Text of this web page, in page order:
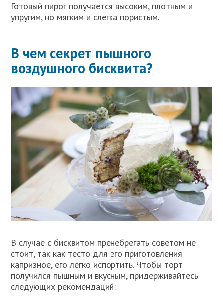
Готовый пирог получается высоким, плотным и
упругим, но мягким и слегка пористым.
В чем секрет пышного
воздушного бисквита?
В случае с бисквитом пренебрегать советом не
стоит, так как тесто для его приготовления
капризное, его легко испортить. Чтобы торт
получился пышным и вкусным, придерживайтесь
следующих рекомендаций: